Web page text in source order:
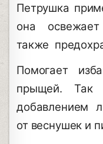
Петрушка
она
также
Помогает
прыщей.
добавлением
от веснушек и